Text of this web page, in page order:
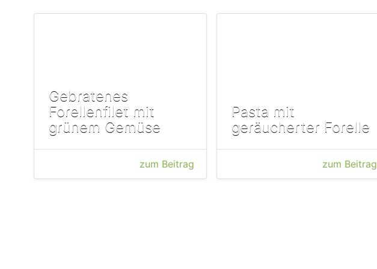
Gebratenes
Forellenfilet mit
grünem Gemüse
zum Beitrag
Pasta mit
geräucherter Forelle
zum Beitrag